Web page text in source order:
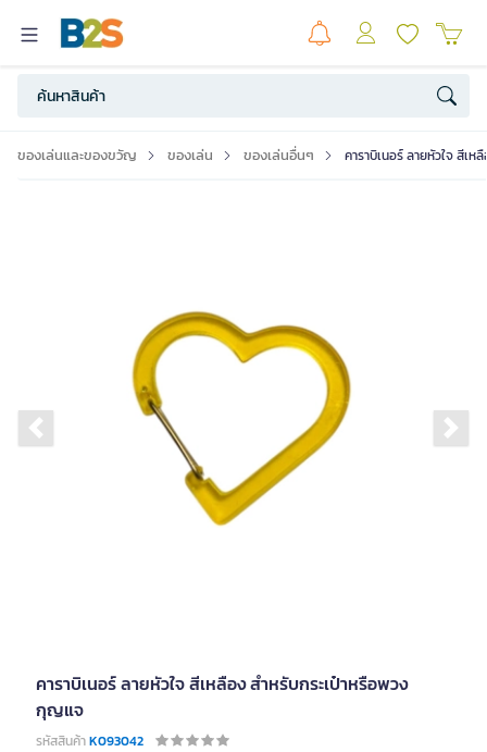
ของเล่นและของขวัญ ของเล่น ของเล่นอื่นๆ คาราบิเนอร์ ลายหัวใจ สีเ
Previous slide
คาราบิเนอร์ ลายหัวใจ สีเหลือง สำหรับกระเป๋าหรือพวง
กุญแจ
รหัสสินค้าK093042